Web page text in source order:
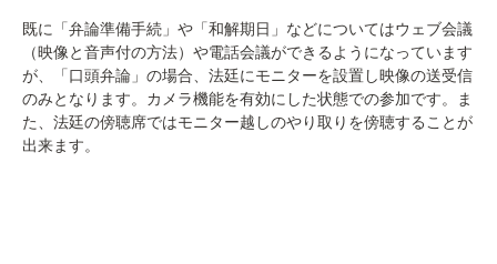
既に「弁論準備手続」や「和解期日」などについてはウェブ会議
（映像と音声付の方法）や電話会議ができるようになっています
が、「口頭弁論」の場合、法廷にモニターを設置し映像の送受信
のみとなります。カメラ機能を有効にした状態での参加です。ま
た、法廷の傍聴席ではモニター越しのやり取りを傍聴することが
出来ます。